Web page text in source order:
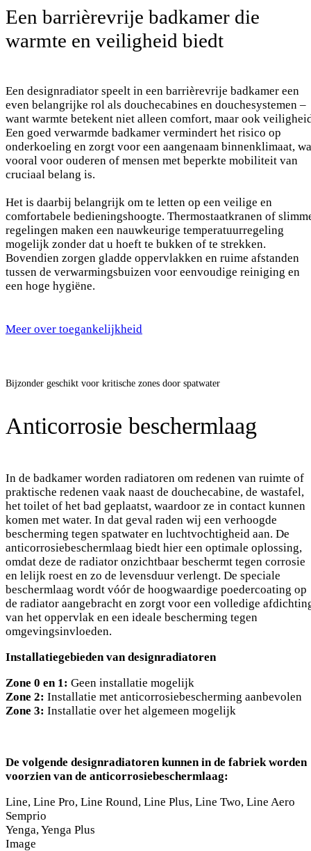
Een barrièrevrije badkamer die
warmte en veiligheid biedt
Een designradiator speelt in een barrièrevrije badkamer een
even belangrijke rol als douchecabines en douchesystemen –
want warmte betekent niet alleen comfort, maar ook
Een goed verwarmde badkamer vermindert het risico op
onderkoeling en zorgt voor een aangenaam binnenklimaat,
vooral voor ouderen of mensen met beperkte mobiliteit van
cruciaal belang is.
Het is daarbij belangrijk om te letten op een veilige en
comfortabele bedieningshoogte. Thermostaatkranen of
regelingen maken een nauwkeurige temperatuurregeling
mogelijk zonder dat u hoeft te bukken of te strekken.
Bovendien zorgen gladde oppervlakken en ruime afstanden
tussen de verwarmingsbuizen voor eenvoudige reiniging en
een hoge hygiëne.
Meer over toegankelijkheid
Bijzonder geschikt voor kritische zones door spatwater
Anticorrosie beschermlaag
In de badkamer worden radiatoren om redenen van ruimte of
praktische redenen vaak naast de douchecabine, de wastafel,
het toilet of het bad geplaatst, waardoor ze in contact kunnen
komen met water. In dat geval raden wij een verhoogde
bescherming tegen spatwater en luchtvochtigheid aan. De
anticorrosiebeschermlaag biedt hier een optimale oplossing,
omdat deze de radiator onzichtbaar beschermt tegen corrosie
en lelijk roest en zo de levensduur verlengt. De speciale
beschermlaag wordt vóór de hoogwaardige poedercoating op
de radiator aangebracht en zorgt voor een volledige
van het oppervlak en een ideale bescherming tegen
omgevingsinvloeden.
Installatiegebieden van designradiatoren
Zone 0 en 1: Geen installatie mogelijk
Zone 2: Installatie met anticorrosiebescherming aanbevolen
Zone 3: Installatie over het algemeen mogelijk
De volgende designradiatoren kunnen in de fabriek worden
voorzien van de anticorrosiebeschermlaag:
Line, Line Pro, Line Round, Line Plus, Line Two, Line Aero
Semprio
Yenga, Yenga Plus
Image